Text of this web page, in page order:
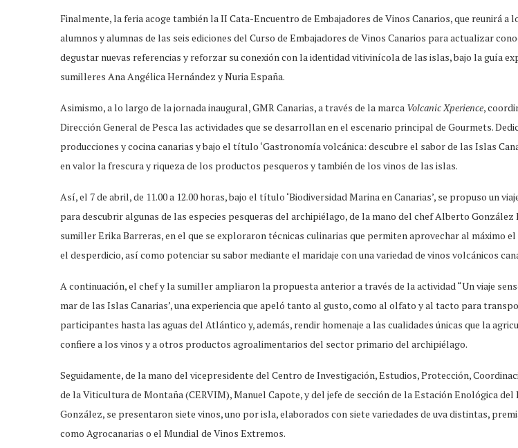
Finalmente, la feria acoge también la II Cata-Encuentro de Embajadores de Vinos Canarios, que reunirá a
alumnos y alumnas de las seis ediciones del Curso de Embajadores de Vinos Canarios para actualizar
degustar nuevas referencias y reforzar su conexión con la identidad vitivinícola de las islas, bajo la guía
sumilleres Ana Angélica Hernández y Nuria España.
Asimismo, a lo largo de la jornada inaugural, GMR Canarias, a través de la marca Volcanic Xperience,
Dirección General de Pesca las actividades que se desarrollan en el escenario principal de Gourmets.
producciones y cocina canarias y bajo el título ‘Gastronomía volcánica: descubre el sabor de las Islas
en valor la frescura y riqueza de los productos pesqueros y también de los vinos de las islas.
Así, el 7 de abril, de 11.00 a 12.00 horas, bajo el título ‘Biodiversidad Marina en Canarias’, se propuso un
para descubrir algunas de las especies pesqueras del archipiélago, de la mano del chef Alberto
sumiller Erika Barreras, en el que se exploraron técnicas culinarias que permiten aprovechar al máximo
el desperdicio, así como potenciar su sabor mediante el maridaje con una variedad de vinos volcánicos
A continuación, el chef y la sumiller ampliaron la propuesta anterior a través de la actividad “Un viaje
mar de las Islas Canarias’, una experiencia que apeló tanto al gusto, como al olfato y al tacto para
participantes hasta las aguas del Atlántico y, además, rendir homenaje a las cualidades únicas que la
confiere a los vinos y a otros productos agroalimentarios del sector primario del archipiélago.
Seguidamente, de la mano del vicepresidente del Centro de Investigación, Estudios, Protección,
de la Viticultura de Montaña (CERVIM), Manuel Capote, y del jefe de sección de la Estación Enológica del
González, se presentaron siete vinos, uno por isla, elaborados con siete variedades de uva distintas,
como Agrocanarias o el Mundial de Vinos Extremos.